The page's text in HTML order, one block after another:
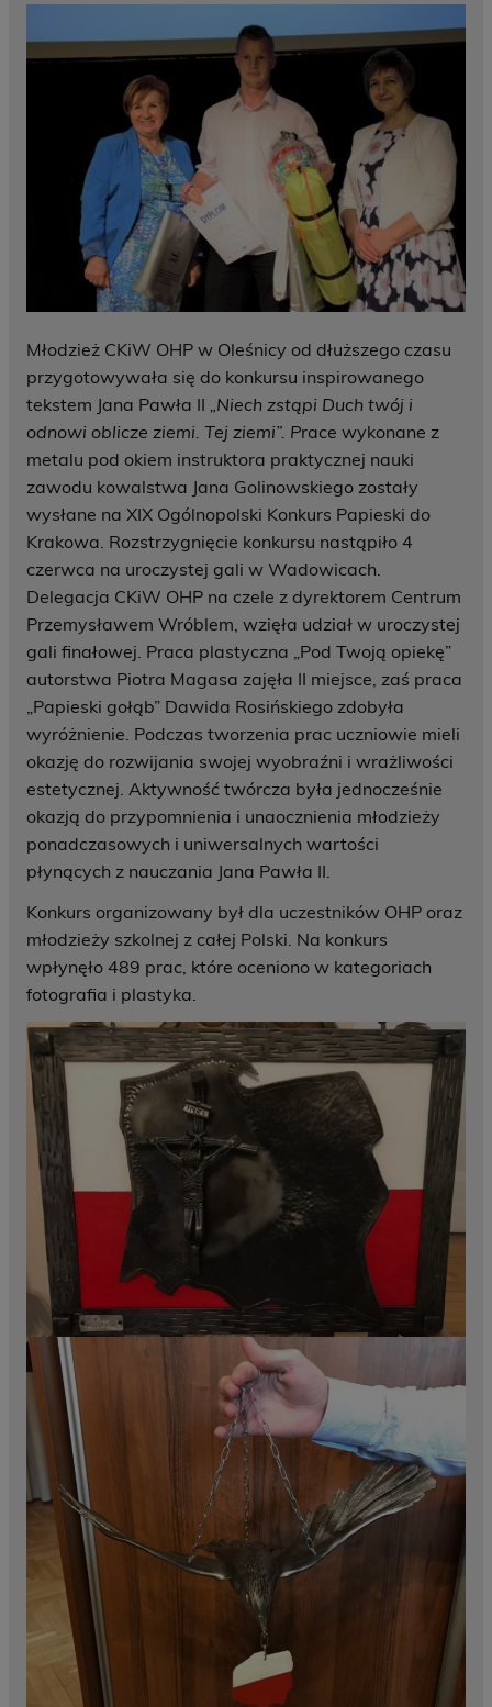
Młodzież CKiW OHP w Oleśnicy od dłuższego czasu
przygotowywała się do konkursu inspirowanego
tekstem Jana Pawła II „Niech zstąpi Duch twój i
odnowi oblicze ziemi. Tej ziemi”. Prace wykonane z
metalu pod okiem instruktora praktycznej nauki
zawodu kowalstwa Jana Golinowskiego zostały
wysłane na XIX Ogólnopolski Konkurs Papieski do
Krakowa. Rozstrzygnięcie konkursu nastąpiło 4
czerwca na uroczystej gali w Wadowicach.
Delegacja CKiW OHP na czele z dyrektorem Centrum
Przemysławem Wróblem, wzięła udział w uroczystej
gali finałowej. Praca plastyczna „Pod Twoją opiekę”
autorstwa Piotra Magasa zajęła II miejsce, zaś praca
„Papieski gołąb” Dawida Rosińskiego zdobyła
wyróżnienie. Podczas tworzenia prac uczniowie mieli
okazję do rozwijania swojej wyobraźni i wrażliwości
estetycznej. Aktywność twórcza była jednocześnie
okazją do przypomnienia i unaocznienia młodzieży
ponadczasowych i uniwersalnych wartości
płynących z nauczania Jana Pawła II.
Konkurs organizowany był dla uczestników OHP oraz
młodzieży szkolnej z całej Polski. Na konkurs
wpłynęło 489 prac, które oceniono w kategoriach
fotografia i plastyka.